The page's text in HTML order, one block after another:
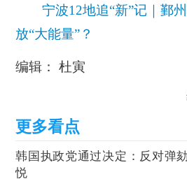
宁波12地追“新”记｜鄞
放“大能量”？
编辑： 杜寅
韩国执政党通过决定：反对弹
悦